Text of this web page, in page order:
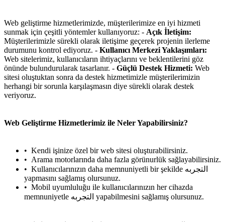
Web geliştirme hizmetlerimizde, müşterilerimize en iyi hizmeti
sunmak için çeşitli yöntemler kullanıyoruz: - Açık İletişim:
Müşterilerimizle sürekli olarak iletişime geçerek projenin ilerleme
durumunu kontrol ediyoruz. - Kullanıcı Merkezi Yaklaşımları:
Web sitelerimiz, kullanıcıların ihtiyaçlarını ve beklentilerini göz
önünde bulundurularak tasarlanır. - Güçlü Destek Hizmeti: Web
sitesi oluştuktan sonra da destek hizmetimizle müşterilerimizin
herhangi bir sorunla karşılaşmasın diye sürekli olarak destek
veriyoruz.
Web Geliştirme Hizmetlerimiz ile Neler Yapabilirsiniz?
Kendi işinize özel bir web sitesi oluşturabilirsiniz.
Arama motorlarında daha fazla görünurlük sağlayabilirsiniz.
Kullanıcılarınızın daha memnuniyetli bir şekilde التجربه
yapmasını sağlamış olursunuz.
Mobil uyumluluğu ile kullanıcılarınızın her cihazda
memnuniyetle التجربه yapabilmesini sağlamış olursunuz.